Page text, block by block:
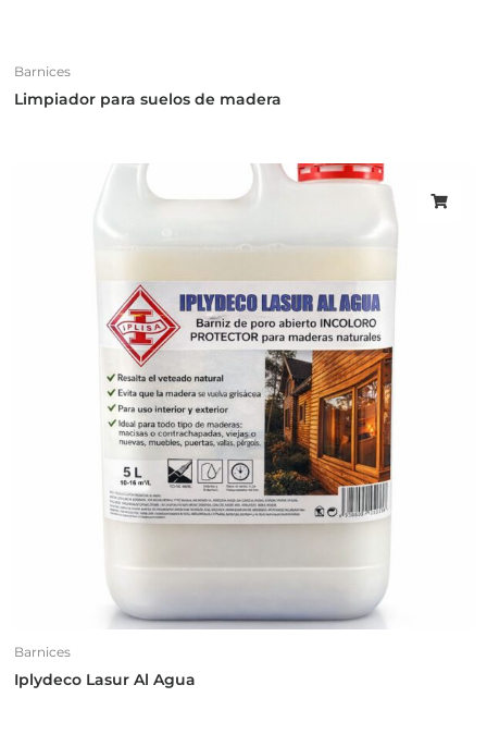
Barnices
Limpiador para suelos de madera
Barnices
Iplydeco Lasur Al Agua